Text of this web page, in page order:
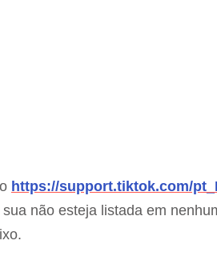
https://support.tiktok.com/
não esteja listada em